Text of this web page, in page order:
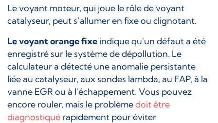
Le voyant moteur, qui joue le rôle de voyant
catalyseur, peut s’allumer en fixe ou clignotant.
Le voyant orange fixe indique qu'un défaut a été
enregistré sur le système de dépollution. Le
calculateur a détecté une anomalie persistante
liée au catalyseur, aux sondes lambda, au FAP, à la
vanne EGR ou à l'échappement. Vous pouvez
encore rouler, mais le problèmedoit être
diagnostiqué rapidement pour éviter